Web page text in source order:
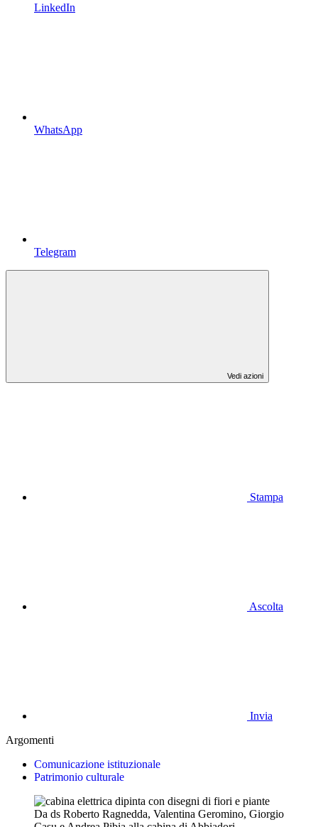
LinkedIn
WhatsApp
Telegram
Vedi azioni
Stampa
Ascolta
Invia
Argomenti
Comunicazione istituzionale
Patrimonio culturale
Da ds Roberto Ragnedda, Valentina Geromino, Giorgio